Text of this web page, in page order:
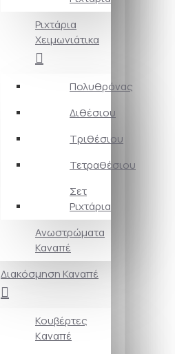
Ριχτάρια
Χειμωνιάτικα
Πολυθρόνας
Διθέσιου
Τριθέσιου
Τετραθέσιου
Σετ
Ριχτάρια
Ανωστρώματα
Καναπέ
Διακόσμηση Καναπέ
Κουβέρτες
Kαναπέ